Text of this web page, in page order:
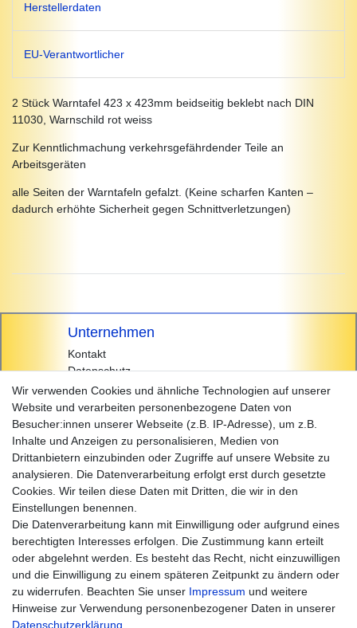
Herstellerdaten
EU-Verantwortlicher
2 Stück Warntafel 423 x 423mm beidseitig beklebt nach DIN
11030, Warnschild rot weiss
Zur Kenntlichmachung verkehrsgefährdender Teile an
Arbeitsgeräten
alle Seiten der Warntafeln gefalzt. (Keine scharfen Kanten –
dadurch erhöhte Sicherheit gegen Schnittverletzungen)
Unternehmen
Kontakt
Datenschutz
AGB
Impressum
Einkaufen
Zahlungsarten
Versandarten & -kosten
Widerrufsrecht
Warenkorb
Zur Kasse
Hilfe
Wir verwenden Cookies und ähnliche Technologien auf unserer
Website und verarbeiten personenbezogene Daten von
Besucher:innen unserer Webseite (z.B. IP-Adresse), um z.B.
Inhalte und Anzeigen zu personalisieren, Medien von
Drittanbietern einzubinden oder Zugriffe auf unsere Website zu
analysieren. Die Datenverarbeitung erfolgt erst durch gesetzte
Cookies. Wir teilen diese Daten mit Dritten, die wir in den
Einstellungen benennen.
Die Datenverarbeitung kann mit Einwilligung oder aufgrund eines
berechtigten Interesses erfolgen. Die Zustimmung kann erteilt
oder abgelehnt werden. Es besteht das Recht, nicht einzuwilligen
und die Einwilligung zu einem späteren Zeitpunkt zu ändern oder
zu widerrufen. Beachten Sie unser Impressum und weitere
Hinweise zur Verwendung personenbezogener Daten in unserer
Daten­schutz­erklärung